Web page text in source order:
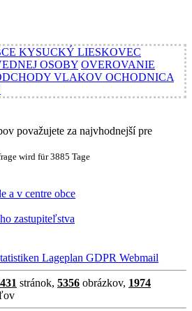
KYSUCKÝ LIESKOVEC
OSOBY OVEROVANIE
VLAKOV OCHODNICA
považujete za najvhodnejší pre
wird für 3885 Tage
a v centre obce
zastupiteľstva
Lageplan GDPR Webmail
stránok, 5356 obrázkov, 1974